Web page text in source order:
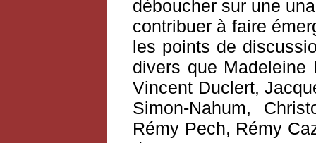
déboucher sur une
contribuer à faire
les points de
divers que Madeleine
Vincent Duclert,
Simon-Nahum,
Rémy Pech, Rémy